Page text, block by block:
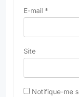
E-mail *
Site
Notifique-me